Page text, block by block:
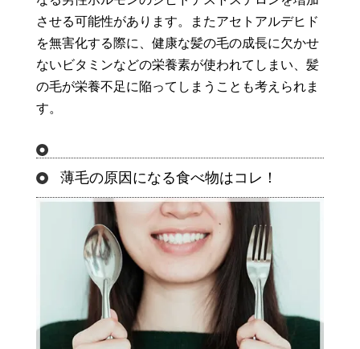
させる可能性があります。またアセトアルデヒド
を無害化する際に、健康な髪の毛の成長に欠かせ
ないビタミンなどの栄養素が使われてしまい、髪
の毛が栄養不足に陥ってしまうことも考えられま
す。
薄毛の原因になる食べ物はコレ！